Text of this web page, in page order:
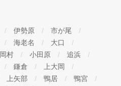
伊勢原
市が尾
海老名
大口
岡村 小田原
追浜
鎌倉
上大岡
上矢部 鴨居
鴨宮